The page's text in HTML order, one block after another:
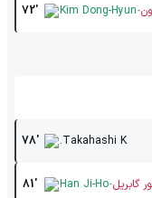
72' Kim Dong-Hyun-
78' Takahashi K.
81' Han Ji-Ho-گابریل